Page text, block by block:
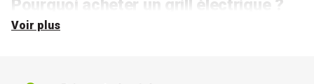
Pourquoi acheter un grill électrique ?
Voir plus